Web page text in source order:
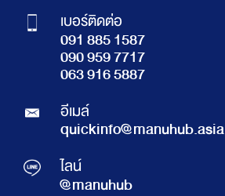
เบอร์ติดต่อ
091 885 1587
090 959 7717
063 916 5887
อีเมล์
quickinfo@manuhub.asia
ไลน์
@manuhub